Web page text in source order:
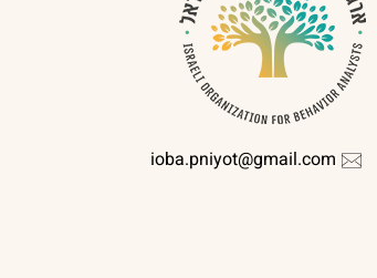
ioba.pniyot@gmail.com